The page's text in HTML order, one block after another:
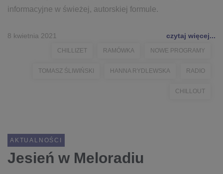
informacyjne w świeżej, autorskiej formule.
8 kwietnia 2021 czytaj więcej...
CHILLIZET RAMÓWKA NOWE PROGRAMY
TOMASZ ŚLIWIŃSKI HANNA RYDLEWSKA RADIO
CHILLOUT
AKTUALNOŚCI
Jesień w Meloradiu